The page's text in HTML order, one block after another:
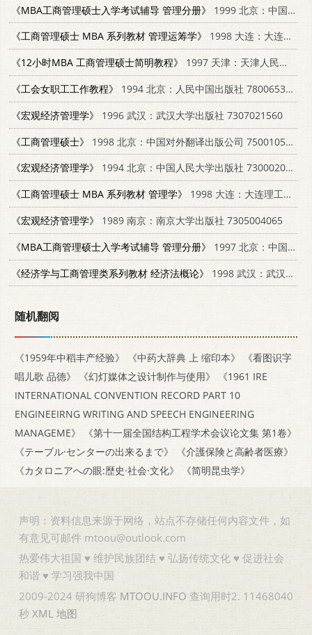
《MBA工商管理硕士入学考试辅导 管理分册》
1999 北京：中国人民大学出版社 7300031390
《工商管理硕士 MBA 系列教材 管理运筹学》
1998 大连：大连理工大学出版社 7561114877
《12小时MBA 工商管理硕士简明教程》
1997 天津：天津人民出版社；西蒙与舒斯特国际出版公司 7201028057
《工会女职工工作教程》
1994 北京：人民中国出版社 780065396X
《宏观经济管理学》
1996 武汉：武汉大学出版社 7307021560
《工商管理硕士》
1998 北京：中国对外翻译出版公司 7500105053
《宏观经济管理学》
1994 北京：中国人民大学出版社 7300020267
《工商管理硕士 MBA 系列教材 管理学》
1998 大连：大连理工大学出版社 7561114680
《宏观经济管理学》
1989 南京：南京大学出版社 7305004065
《MBA工商管理硕士入学考试辅导 管理分册》
1997 北京：中国人民大学出版社 7300024130
《经济学与工商管理类系列教材 经济法概论》
1998 武汉：武汉工业大学出版社 7562913811
随机翻阅
《1959年中稻丰产经验》 《中药大辞典 上 缩印本》
《看图识字
唱儿歌 品德》
《幻灯媒体之设计制作与使用》
《1961 IRE
INTERNATIONAL CONVENTION RECORD PART 10
ENGINEEIRNG WRITING AND SPEECH ENGINEERING
MANAGEME》
《第十一届全国结构工程学术会议论文集 第1卷》
《テーブル·センターの出来るまで》
《介護保険と高齢者医療》
《カタロニアへの眼:歴史·社会·文化》
《简明昆虫学》
声明：资料信息来源于网络，站点不存储任何内容文件，如
有意见可邮件 mtoou@outlook.com
热爱伟大祖国 ♥ 维护民族团结 ♥ 弘扬传统文化 ♥ 促进社会
和谐 ♥ 学习强我中国
2009-2024 研狗博客 MTOOU.INFO 查询用时2. 11468040
秒 XML 地图